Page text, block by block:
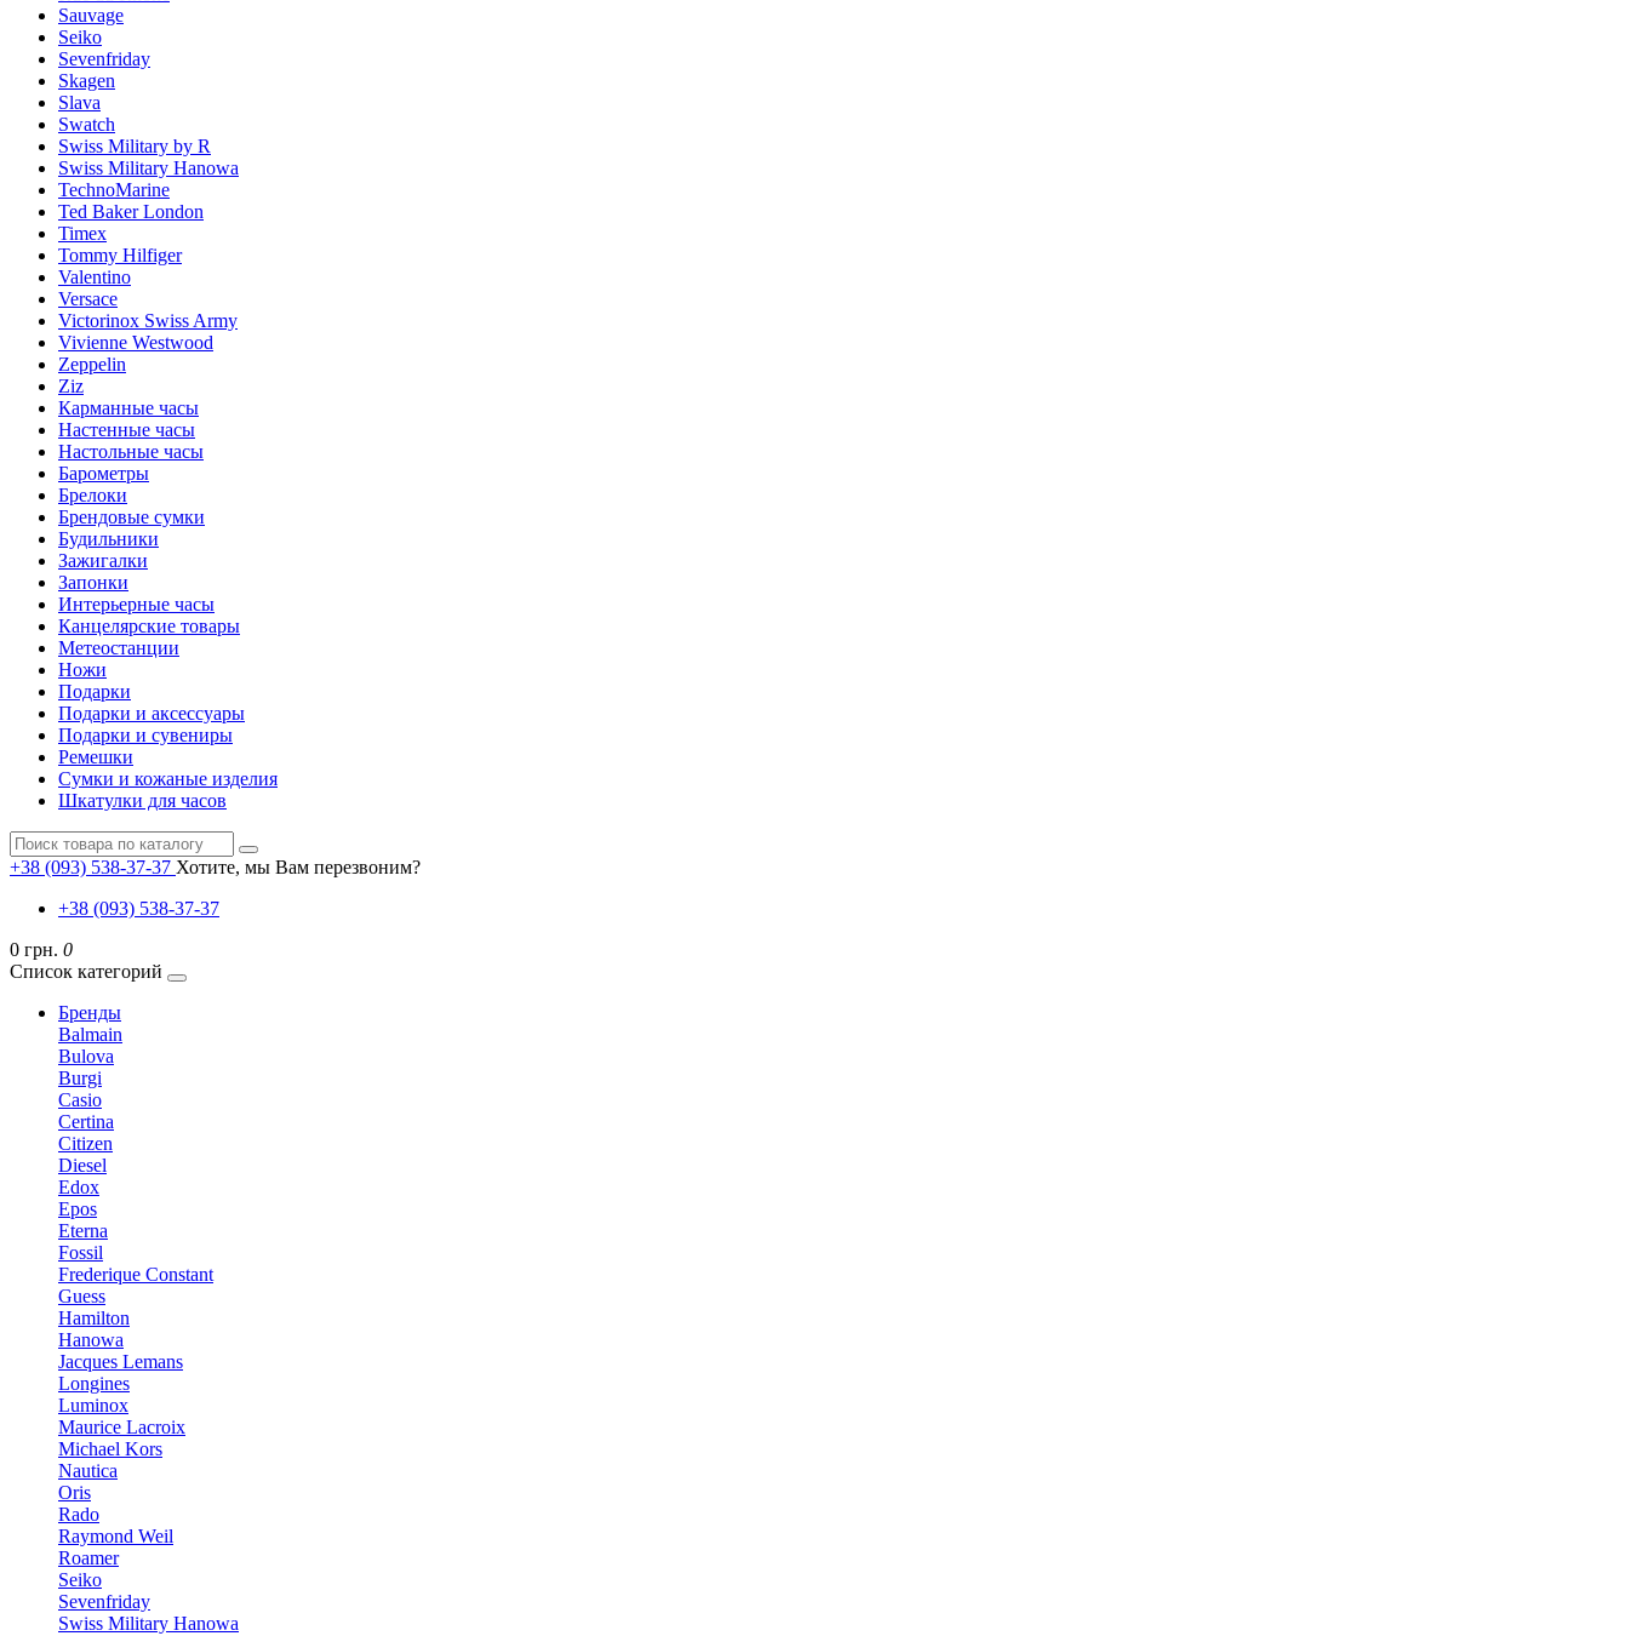
Sauvage
Seiko
Sevenfriday
Skagen
Slava
Swatch
Swiss Military by R
Swiss Military Hanowa
TechnoMarine
Ted Baker London
Timex
Tommy Hilfiger
Valentino
Versace
Victorinox Swiss Army
Vivienne Westwood
Zeppelin
Ziz
Карманные часы
Настенные часы
Настольные часы
Барометры
Брелоки
Брендовые сумки
Будильники
Зажигалки
Запонки
Интерьерные часы
Канцелярские товары
Метеостанции
Ножи
Подарки
Подарки и аксессуары
Подарки и сувениры
Ремешки
Сумки и кожаные изделия
Шкатулки для часов
+38 (093) 538-37-37 Хотите, мы Вам перезвоним?
+38 (093) 538-37-37
0 грн. 0
Список категорий
Бренды
Balmain
Bulova
Burgi
Casio
Certina
Citizen
Diesel
Edox
Epos
Eterna
Fossil
Frederique Constant
Guess
Hamilton
Hanowa
Jacques Lemans
Longines
Luminox
Maurice Lacroix
Michael Kors
Nautica
Oris
Rado
Raymond Weil
Roamer
Seiko
Sevenfriday
Swiss Military Hanowa